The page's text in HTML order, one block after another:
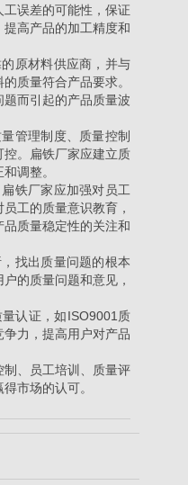
误差的可能性，保证
高产品的加工精度和
原材料供应商，并与
质量符合产品要求。
而引起的产品质量波
管理制度、质量控制
。
扁铁厂家应建立质
调整。
铁厂家应加强对员工
工的质量意识教育，
质量稳定性的关注和
找出质量问题的根本
的质量问题和意见，
认证，如ISO9001质
力，提高用户对产品
、员工培训、质量评
市场的认可。